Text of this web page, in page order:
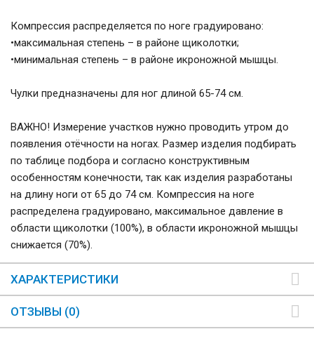
Компрессия распределяется по ноге градуировано:
•максимальная степень – в районе щиколотки;
•минимальная степень – в районе икроножной мышцы.
Чулки предназначены для ног длиной 65-74 см.
ВАЖНО! Измерение участков нужно проводить утром до
появления отёчности на ногах. Размер изделия подбирать
по таблице подбора и согласно конструктивным
особенностям конечности, так как изделия разработаны
на длину ноги от 65 до 74 см. Компрессия на ноге
распределена градуировано, максимальное давление в
области щиколотки (100%), в области икроножной мышцы
снижается (70%).
ХАРАКТЕРИСТИКИ
ОТЗЫВЫ (0)